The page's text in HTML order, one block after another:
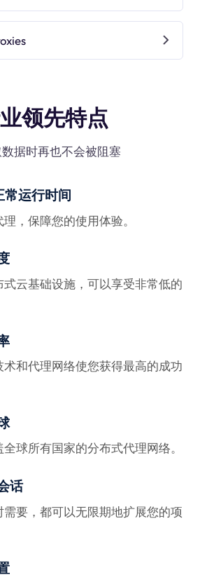
领先特点
据时再也不会被阻塞
常运行时间
，保障您的使用体验。
式云基础设施，可以享受非常低的
术和代理网络使您获得最高的成功
球所有国家的分布式代理网络。
话
需要，都可以无限期地扩展您的项